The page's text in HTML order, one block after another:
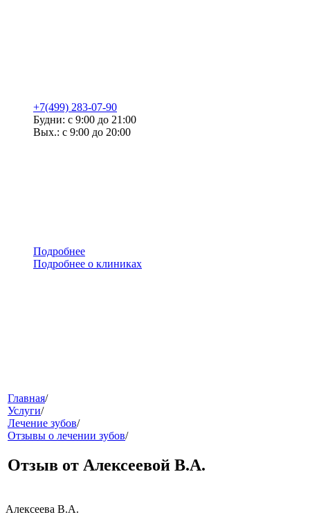
+7(499) 283-07-90
Будни: с 9:00 до 21:00
Вых.: с 9:00 до 20:00
Подробнее
Подробнее о клиниках
меню
Главная/
Услуги/
Лечение зубов/
Отзывы о лечении зубов/
Отзыв от Алексеевой В.А.
Алексеева В.А.